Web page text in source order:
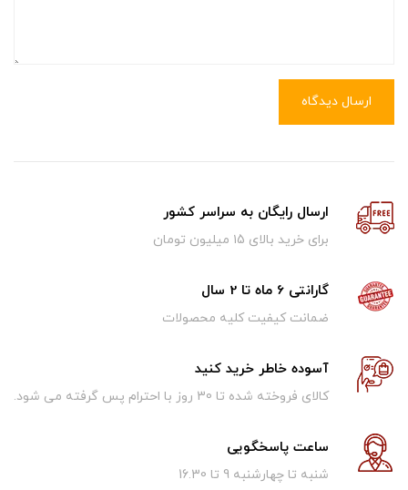
ارسال دیدگاه
ارسال رایگان به سراسر کشور
برای خرید بالای ۱5 میلیون تومان
گارانتی 6 ماه تا 2 سال
ضمانت کیفیت کلیه محصولات
آسوده خاطر خرید کنید
کالای فروخته شده تا 30 روز با احترام پس گرفته می شود.
ساعت پاسخگویی
شنبه تا چهارشنبه 9 تا 16.30